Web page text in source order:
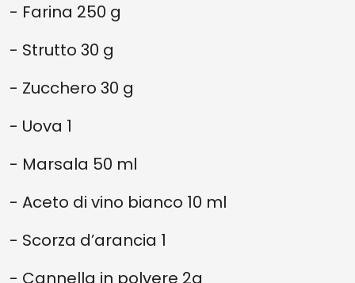
- Farina 250 g
- Strutto 30 g
- Zucchero 30 g
- Uova 1
- Marsala 50 ml
- Aceto di vino bianco 10 ml
- Scorza d’arancia 1
- Cannella in polvere 2g